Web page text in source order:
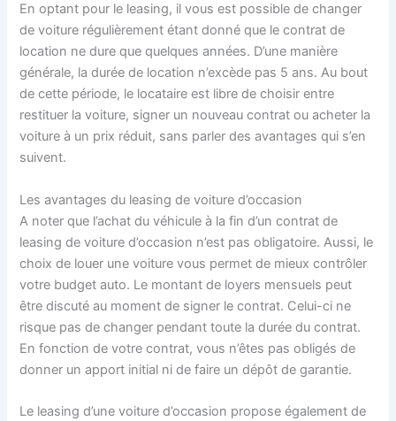
En optant pour le leasing, il vous est possible de changer
de voiture régulièrement étant donné que le contrat de
location ne dure que quelques années. D’une manière
générale, la durée de location n’excède pas 5 ans. Au bout
de cette période, le locataire est libre de choisir entre
restituer la voiture, signer un nouveau contrat ou acheter la
voiture à un prix réduit, sans parler des avantages qui s’en
suivent.
Les avantages du leasing de voiture d’occasion
A noter que l’achat du véhicule à la fin d’un contrat de
leasing de voiture d’occasion n’est pas obligatoire. Aussi, le
choix de louer une voiture vous permet de mieux contrôler
votre budget auto. Le montant de loyers mensuels peut
être discuté au moment de signer le contrat. Celui-ci ne
risque pas de changer pendant toute la durée du contrat.
En fonction de votre contrat, vous n’êtes pas obligés de
donner un apport initial ni de faire un dépôt de garantie.
Le leasing d’une voiture d’occasion propose également de